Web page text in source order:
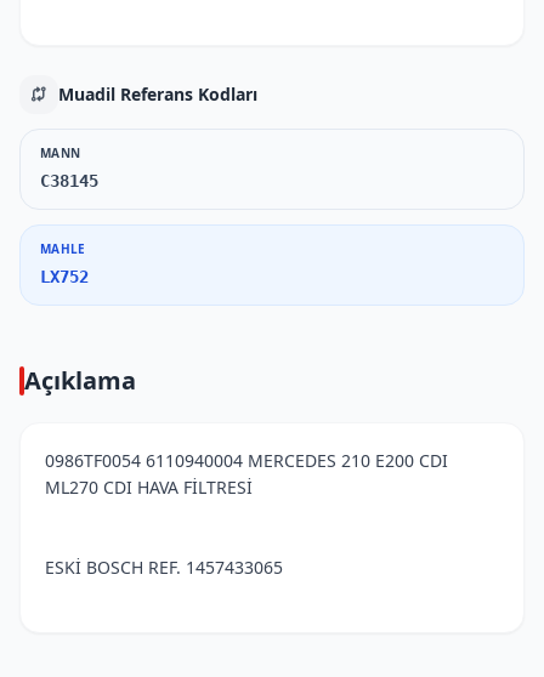
Muadil Referans Kodları
MANN
C38145
MAHLE
LX752
Açıklama
0986TF0054 6110940004 MERCEDES 210 E200 CDI
ML270 CDI HAVA FİLTRESİ
ESKİ BOSCH REF. 1457433065